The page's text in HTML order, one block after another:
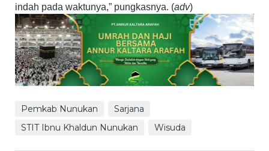
indah pada waktunya,” pungkasnya. (adv)
Pemkab Nunukan
Sarjana
STIT Ibnu Khaldun Nunukan
Wisuda